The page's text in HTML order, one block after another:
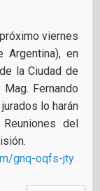
viernes
en
la Ciudad de
Fernando
lo harán
del
gnq-oqfs-jty